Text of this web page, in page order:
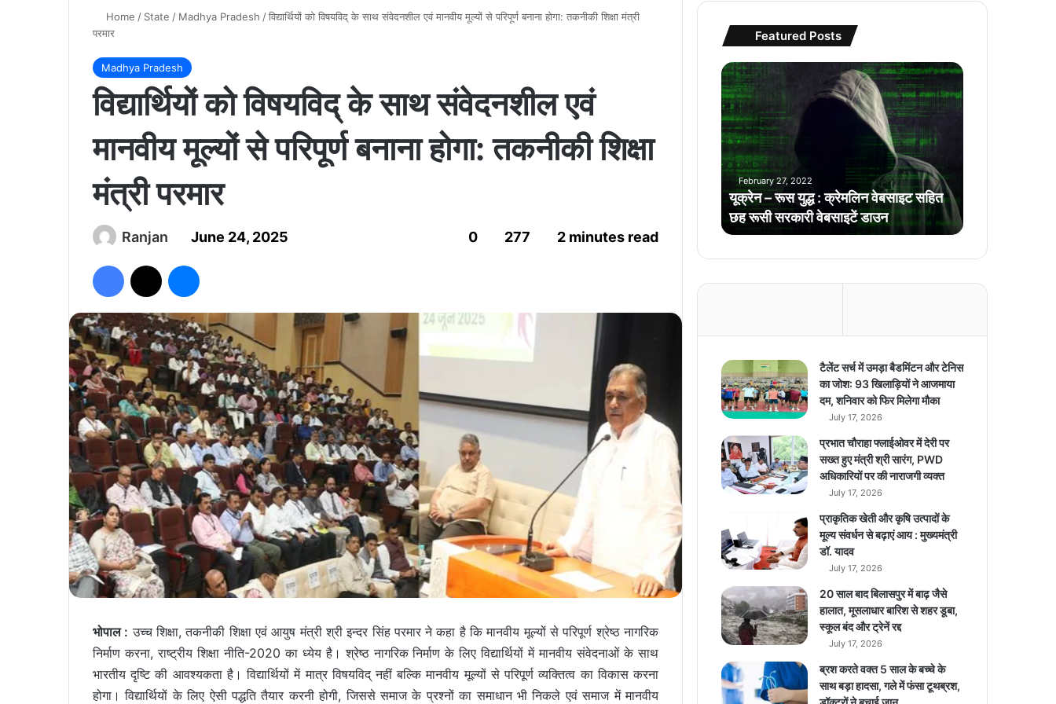
Home / State / Madhya Pradesh /विद्यार्थियों को विषयविद् के साथ संवेदनशील एवं मानवीय मूल्यों से परिपूर्ण बनाना होगा: तकनीकी शिक्षा मंत्री
परमार
Madhya Pradesh
विद्यार्थियों को विषयविद् के साथ संवेदनशील एवं
मानवीय मूल्यों से परिपूर्ण बनाना होगा: तकनीकी शिक्षा
मंत्री परमार
Ranjan June 24, 2025 0 277 2 minutes read
भोपाल : उच्च शिक्षा, तकनीकी शिक्षा एवं आयुष मंत्री श्री इन्दर सिंह परमार ने कहा है कि मानवीय मूल्यों से परिपूर्ण श्रेष्ठ नागरिक
निर्माण करना, राष्ट्रीय शिक्षा नीति-2020 का ध्येय है। श्रेष्ठ नागरिक निर्माण के लिए विद्यार्थियों में मानवीय संवेदनाओं के साथ
भारतीय दृष्टि की आवश्यकता है। विद्यार्थियों में मात्र विषयविद् नहीं बल्कि मानवीय मूल्यों से परिपूर्ण व्यक्तित्व का विकास करना
होगा। विद्यार्थियों के लिए ऐसी पद्धति तैयार करनी होगी, जिससे समाज के प्रश्नों का समाधान भी निकले एवं समाज में मानवीय
Featured Posts
यू
क्रे
न
–
रू
स
यु
क्रे
म
वे
इ
स
हि
त
छ
रू
सी
स
री
वे
ब
इ
टें
डा
उ
न
February 27, 2022
यूक्रेन – रूस युद्ध : क्रेमलिन वेबसाइट सहित
छह रूसी सरकारी वेबसाइटें डाउन
टैलेंट सर्च में उमड़ा बैडमिंटन और टेनिस
का जोश: 93 खिलाड़ियों ने आजमाया
दम, शनिवार को फिर मिलेगा मौका
July 17, 2026
प्रभात चौराहा फ्लाईओवर में देरी पर
सख्त हुए मंत्री श्री सारंग, PWD
अधिकारियों पर की नाराजगी व्यक्त
July 17, 2026
प्राकृतिक खेती और कृषि उत्पादों के
मूल्य संवर्धन से बढ़ाएं आय : मुख्यमंत्री
डॉ. यादव
July 17, 2026
20 साल बाद बिलासपुर में बाढ़ जैसे
हालात, मूसलाधार बारिश से शहर डूबा,
स्कूल बंद और ट्रेनें रद्द
July 17, 2026
ब्रश करते वक्त 5 साल के बच्चे के
साथ बड़ा हादसा, गले में फंसा टूथब्रश,